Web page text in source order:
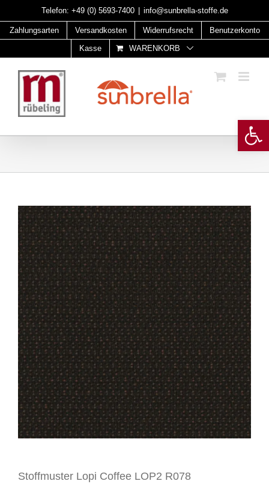
to
content
Telefon: +49 (0) 5693-7400 info@sunbrella-stoffe.de
Zahlungsarten Versandkosten Widerrufsrecht
Benutzerkonto
Kasse
WARENKORB
Stoffmuster Lopi Coffee LOP2 R078